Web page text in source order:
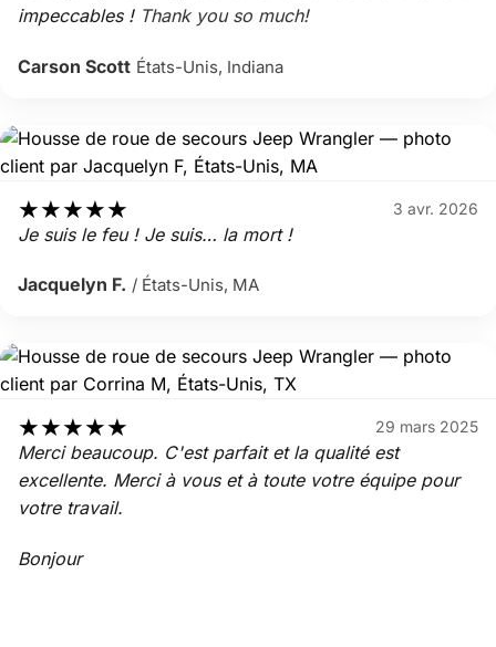
impeccables ! Thank you so much!
Carson Scott États-Unis, Indiana
★★★★★ 3 avr. 2026
Je suis le feu ! Je suis… la mort !
Jacquelyn F. / États-Unis, MA
★★★★★ 29 mars 2025
Merci beaucoup. C'est parfait et la qualité est
excellente. Merci à vous et à toute votre équipe pour
votre travail.
Bonjour